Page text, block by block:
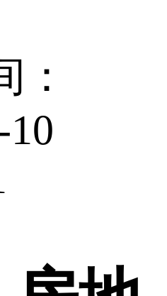
：
10